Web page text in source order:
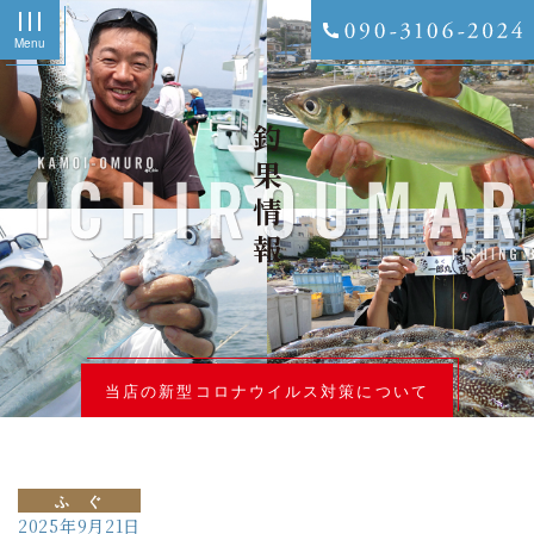
Menu
釣果情報
当店の新型コロナウイルス対策について
ふ ぐ
2025年9月21日